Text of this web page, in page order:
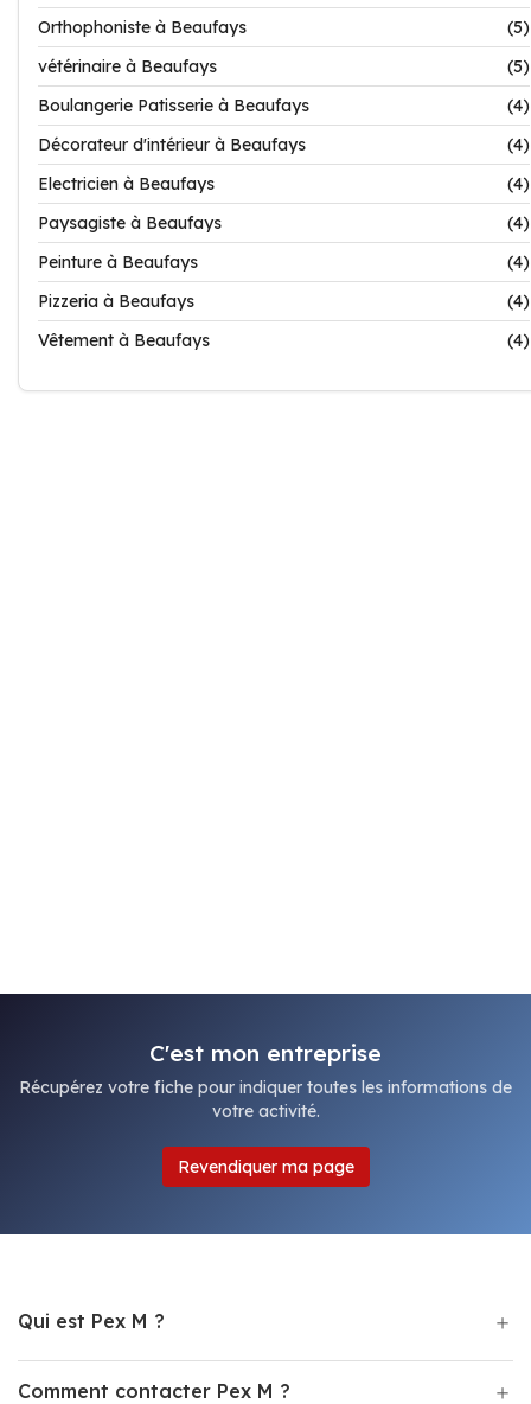
Orthophoniste à Beaufays
(5)
vétérinaire à Beaufays
(5)
Boulangerie Patisserie à Beaufays
(4)
Décorateur d'intérieur à Beaufays
(4)
Electricien à Beaufays
(4)
Paysagiste à Beaufays
(4)
Peinture à Beaufays
(4)
Pizzeria à Beaufays
(4)
Vêtement à Beaufays
(4)
C'est mon entreprise
Récupérez votre fiche pour indiquer toutes les informations de
votre activité.
Revendiquer ma page
Qui est Pex M ?
Comment contacter Pex M ?